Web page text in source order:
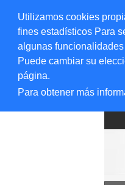
Utilizamos cookies
fines estadísticos Para
algunas
Puede cambiar su
página.
Para obtener más